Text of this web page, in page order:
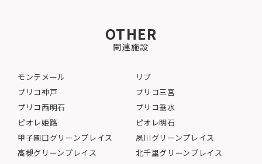
OTHER
関連施設
モンテメール
リブ
プリコ神戸
プリコ三宮
プリコ西明石
プリコ垂水
ピオレ姫路
ピオレ明石
甲子園口グリーンプレイス
夙川グリーンプレイス
高槻グリーンプレイス
北千里グリーンプレイス